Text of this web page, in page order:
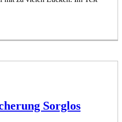
Sorglos